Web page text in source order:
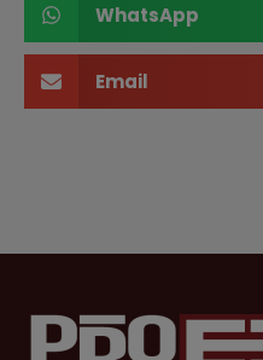
WhatsApp
Email